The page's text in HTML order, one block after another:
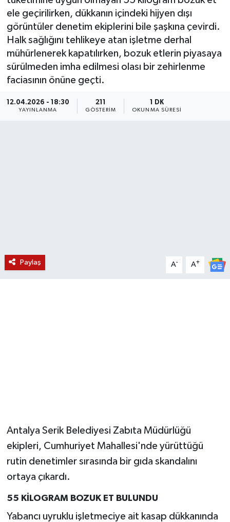
ele geçirilirken, dükkanın içindeki hijyen dışı
görüntüler denetim ekiplerini bile şaşkına çevirdi.
Halk sağlığını tehlikeye atan işletme derhal
mühürlenerek kapatılırken, bozuk etlerin piyasaya
sürülmeden imha edilmesi olası bir zehirlenme
faciasının önüne geçti.
12.04.2026 - 18:30
YAYINLANMA
211
GÖSTERIM
1 DK
OKUNMA SÜRESI
Paylaş A- A+
Antalya Serik Belediyesi Zabıta Müdürlüğü
ekipleri, Cumhuriyet Mahallesi'nde yürüttüğü
rutin denetimler sırasında bir gıda skandalını
ortaya çıkardı.
55 KİLOGRAM BOZUK ET BULUNDU
Yabancı uyruklu işletmeciye ait kasap dükkanında
KÜLTÜR SANAT
YAŞAM
LIFE
SARIGÖL
SARUHANLI
SELENDİ
KÖPRÜBAŞI
KULA
SALİHLİ
YUNUSEMRE
EKONOMİ
EĞİTİM
KÜLTÜR SANAT
MANİSA'YI KEŞFET